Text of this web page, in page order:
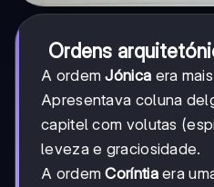
Ordens
A ordemJónica era
Apresentava coluna
capitel com volutas
leveza e graciosidade.
A ordemCoríntiaera